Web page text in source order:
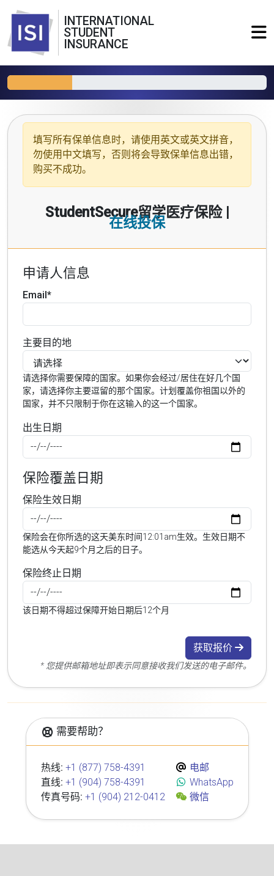
INTERNATIONAL
STUDENT
INSURANCE
填写所有保单信息时，请使用 英文或英文拼音，
勿使用中文填写，否则将会导致保单信息出错，
购买不成功。
StudentSecure留学医疗保险 |
在线投保
申请人信息
Email*
主要目的地
请选择你需要保障的国家。如果你会经过/居住在好几个国
家，请选择你主要逗留的那个国家。计划覆盖你祖国以外的
国家，并不只限制于你在这输入的这一个国家。
出生日期
保险覆盖日期
保险生效日期
保险会在你所选的这天美东时间12:01am生效。生效日期不
能选从今天起9个月之后的日子。
保险终止日期
该日期不得超过保障开始日期后12个月
获取报价
* 您提供邮箱地址即表示同意接收我们发送的电子邮件。
需要帮助？
热线: +1 (877) 758-4391
直线: +1 (904) 758-4391
传真号码: +1 (904) 212-0412
电邮
WhatsApp
微信